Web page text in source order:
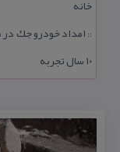
خانه
::
۱۰ سال تجربه